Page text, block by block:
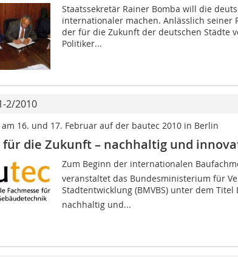
Staatssekretär Rainer Bomba will die
internationaler machen. Anlässlich seiner
der für die Zu­­kunft der deutschen Städte
Politiker...
2/2010
am 16. und 17. Februar auf der bautec 2010 in Berlin
für die Zukunft – nachhaltig und
Zum Beginn der internationalen
veranstaltet das Bundesministerium für
Stadtentwicklung (BMVBS) unter dem Titel
nachhaltig und...